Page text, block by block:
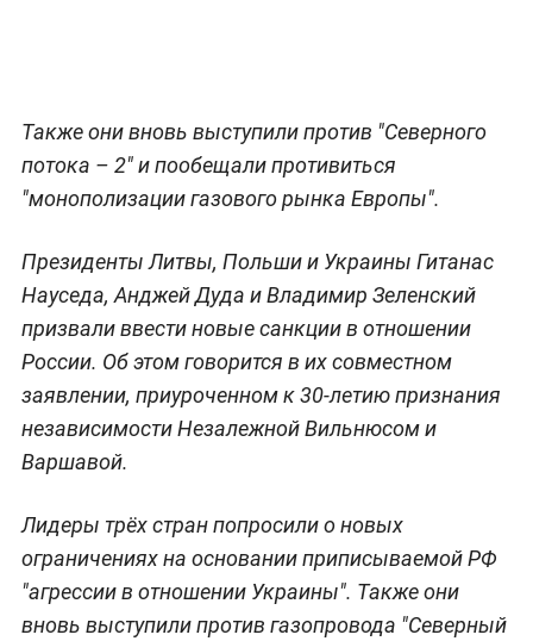
Также они вновь выступили против "Северного
потока – 2" и пообещали противиться
"монополизации газового рынка Европы".
Президенты Литвы, Польши и Украины Гитанас
Науседа, Анджей Дуда и Владимир Зеленский
призвали ввести новые санкции в отношении
России. Об этом говорится в их совместном
заявлении, приуроченном к 30-летию признания
независимости Незалежной Вильнюсом и
Варшавой.
Лидеры трёх стран попросили о новых
ограничениях на основании приписываемой РФ
"агрессии в отношении Украины". Также они
вновь выступили против газопровода "Северный